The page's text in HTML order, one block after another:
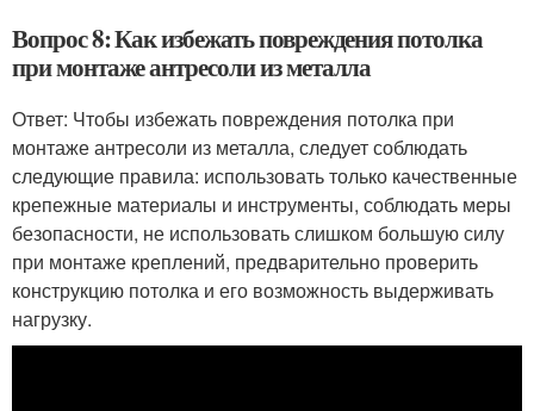
Вопрос 8: Как избежать повреждения потолка
при монтаже антресоли из металла
Ответ: Чтобы избежать повреждения потолка при
монтаже антресоли из металла, следует соблюдать
следующие правила: использовать только качественные
крепежные материалы и инструменты, соблюдать меры
безопасности, не использовать слишком большую силу
при монтаже креплений, предварительно проверить
конструкцию потолка и его возможность выдерживать
нагрузку.